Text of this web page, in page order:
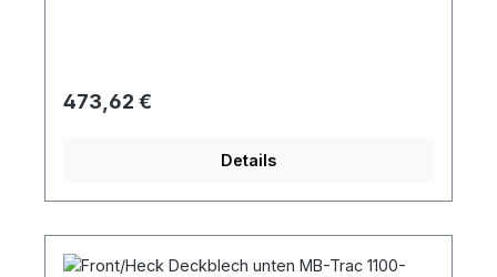
Regulärer Preis:
473,62 €
Details